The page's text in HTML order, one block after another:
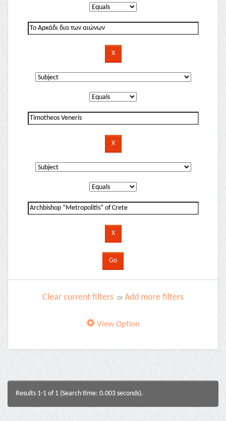
Clear current filters or Add more filters
View Option
Results 1-1 of 1 (Search time: 0.003 seconds).